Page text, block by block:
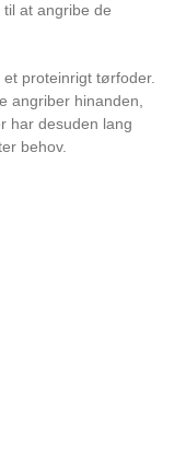
at angribe de
proteinrigt tørfoder.
angriber hinanden,
har desuden lang
behov.